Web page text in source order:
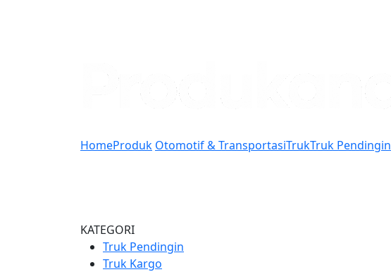
HomeProduk Otomotif & TransportasiTrukTruk Pendingin
KATEGORI
Truk Pendingin
Truk Kargo